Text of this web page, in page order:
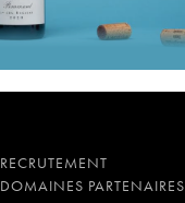
RECRUTEMENT
DOMAINES PARTENAIRES